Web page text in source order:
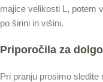
majice velikosti L, potem
po širini in višini.
Priporočila za
Pri pranju prosimo